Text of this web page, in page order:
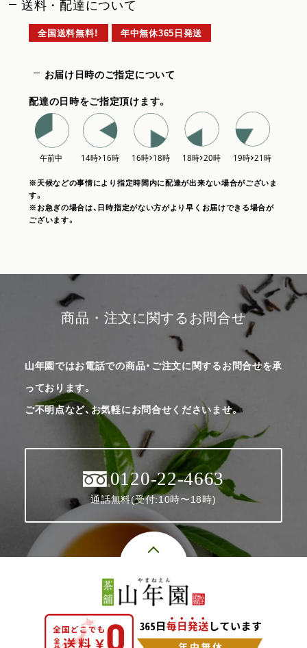
送料・配達について
全国送料無料！ 年中無休365日発送
お届け日時のご指定について
配達の日時をご指定頂けます。
※天候などの事情により指定時間内に配達が出来ない場合がございま
す。
※お急ぎの場合は、日時指定がない方がより早くお届けできる場合が
ございます。
商品・注文に関するお問合せ
山年園ではお電話での商品・ご注文に関するお問合せを承
っております。
ご不明点など、お気軽にお問合せくださいませ。
0120-22-4663
通話無料(受付:10時〜18時)